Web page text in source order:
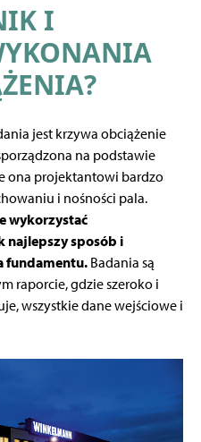
I
jest krzywa obciążenie
na podstawie
ona projektantowi bardzo
i nośności pala.
wykorzystać
najlepszy sposób i
fundamentu. Badania są
raporcie, gdzie szeroko i
wszystkie dane wejściowe i